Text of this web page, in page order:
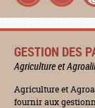
GESTION DES
Agriculture et
Agriculture et
fournir aux